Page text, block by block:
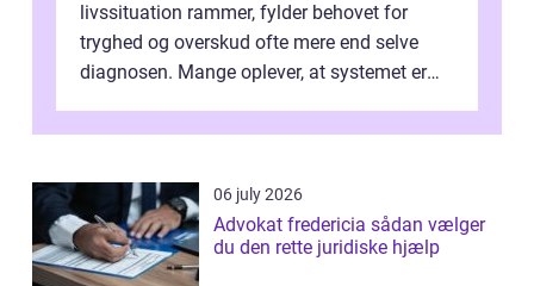
livssituation rammer, fylder behovet for
tryghed og overskud ofte mere end selve
diagnosen. Mange oplever, at systemet er
06 july 2026
Advokat fredericia sådan vælger
du den rette juridiske hjælp